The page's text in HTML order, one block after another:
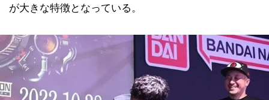
が大きな特徴となっている。